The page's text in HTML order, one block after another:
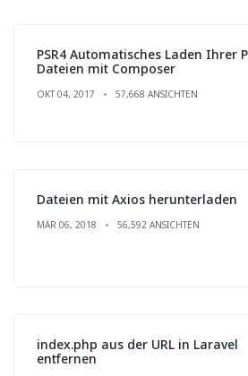
PSR4 Automatisches Laden Ihrer
Dateien mit Composer
OKT 04, 2017 57,668 ANSICHTEN
Dateien mit Axios herunterladen
MÄR 06, 2018 56,592 ANSICHTEN
index.php aus der URL in Laravel
entfernen